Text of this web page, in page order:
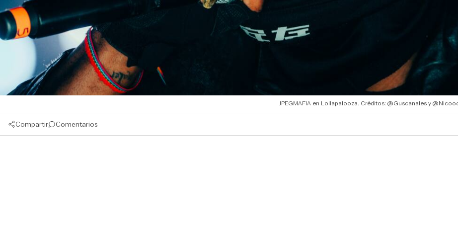
JPEGMAFIA en Lollapalooza. Créditos: @Guscanales y
Compartir Comentarios